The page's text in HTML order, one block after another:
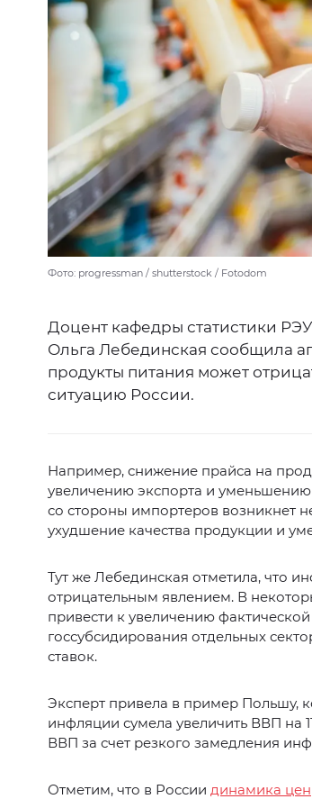
Фото: progressman / shutterstock / Fotodom
Доцент кафедры статистики
Ольга Лебединская сообщила
продукты питания может
ситуацию России.
Например, снижение прайса на
увеличению экспорта и уменьшению
со стороны импортеров возникнет
ухудшение качества продукции и
Тут же Лебединская отметила, что
отрицательным явлением. В
привести к увеличению
госсубсидирования отдельных
ставок.
Эксперт привела в пример Польшу,
инфляции сумела увеличить ВВП на
ВВП за счет резкого замедления
Отметим, что в России динамика цен